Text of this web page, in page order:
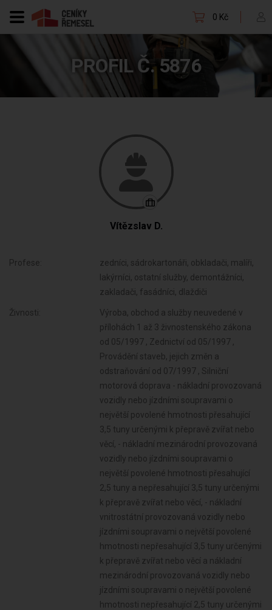
0 Kč
PROFIL Č. 5876
Vítězslav D.
Profese:
zedníci, sádrokartonáři, obkladači, malíři,
lakýrníci, ostatní služby, demontážníci,
zakladači, fasádníci, dlaždiči
Živnosti:
Výroba, obchod a služby neuvedené v
přílohách 1 až 3 živnostenského zákona
od 05/1997 , Zednictví od 05/1997 ,
Provádění staveb, jejich změn a
odstraňování od 07/1997 , Silniční
motorová doprava - nákladní provozovaná
vozidly nebo jízdními soupravami o
největší povolené hmotnosti přesahující
3,5 tuny určenými k přepravě zvířat nebo
věcí, - nákladní mezinárodní provozovaná
vozidly nebo jízdními soupravami o
největší povolené hmotnosti přesahující
2,5 tuny a nepřesahující 3,5 tuny určenými
k přepravě zvířat nebo věcí, - nákladní
vnitrostátní provozovaná vozidly nebo
jízdními soupravami o největší povolené
hmotnosti nepřesahující 3,5 tuny určenými
k přepravě zvířat nebo věcí a nákladní
mezinárodní provozovaná vozidly nebo
jízdními soupravami o největší povolené
hmotnosti nepřesahující 2,5 tuny určenými